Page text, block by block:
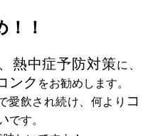
！！
熱中症予防対策に、
ンク をお勧めします。
愛飲され続け、何より コ
です。